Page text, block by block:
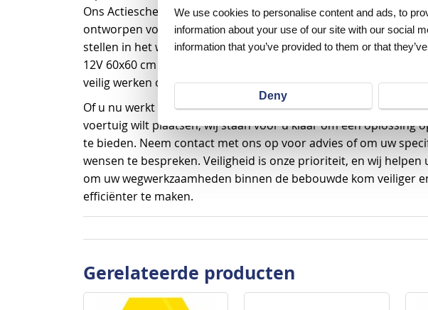
We use cookies to personalise content and ads, to
information about your use of our site with our social
information that you’ve provided to them or that
Deny
Ons Actiescherm vast met LED-pijl 12V 60x60cm zonder tekst is
ontworpen voor professionals die veiligheid en duurzaamheid
stellen in het werkverkeer. Kortom, het actiescherm vast met
12V 60x60 cm zonder tekst’ van Visser & Visser is dé oplossing
veilig werken op en langs de weg.
Of u nu werkt met een bordenwagen of een actieframe op een
voertuig wilt plaatsen, wij staan voor u klaar om een oplossing
te bieden. Neem contact met ons op voor advies of om uw
wensen te bespreken. Veiligheid is onze prioriteit, en wij helpen
om uw wegwerkzaamheden binnen de bebouwde kom veiliger
efficiënter te maken.
Gerelateerde producten